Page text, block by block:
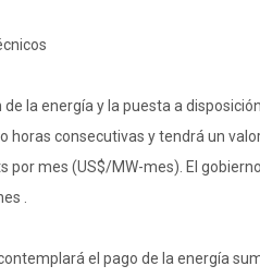
de la energía y la puesta a
horas consecutivas y tendrá un
por mes (US$/MW-mes). El
.
el pago de la energía